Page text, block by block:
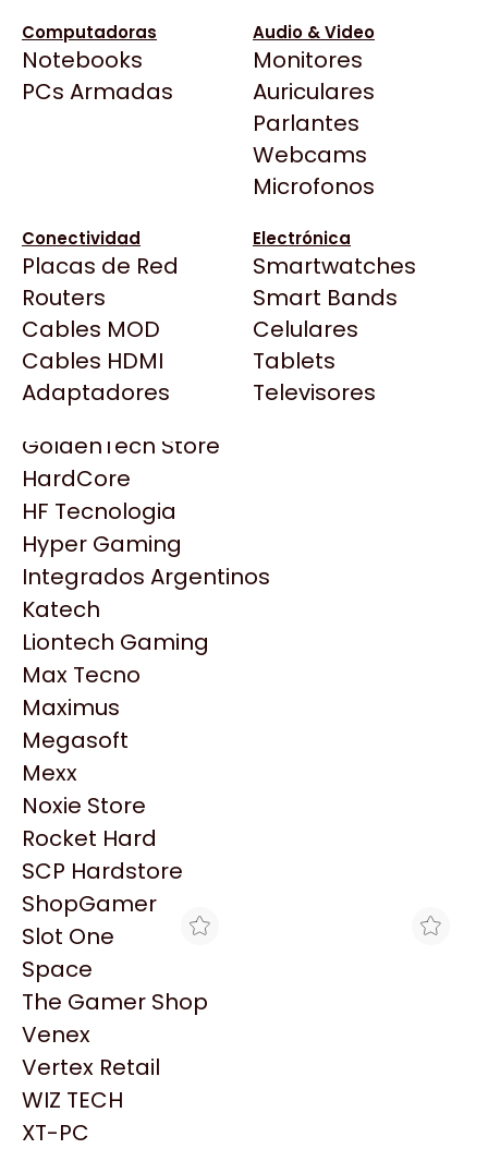
Computadoras
Notebooks
PCs Armadas
Audio & Video
Monitores
Auriculares
Parlantes
Webcams
Microfonos
Conectividad
Placas de Red
Routers
Cables MOD
Cables HDMI
Adaptadores
Electrónica
Smartwatches
Smart Bands
Celulares
Tablets
Televisores
BenQ
CX
Cooler Master
Deepcool
Dell
EVGA
Gamemax
Genesis
Genius
HP
HyperX
INNO3D
Intel
Kingston
Lenovo
Logitech
MSI
NVIDIA GeForce
NZXT
PNY
Palit
Philips
PowerColor
Razer
Redragon
Samsung
Sandisk
Sapphire
Seagate
Sentey
Solarmax
Todas las Tiendas
Click Gaming
Compufan Store
Dinobyte
Full H4rd
Gaming City
Gezatek
GoldenTech Store
HardCore
HF Tecnologia
Hyper Gaming
Integrados Argentinos
Katech
Liontech Gaming
Max Tecno
Maximus
Megasoft
Mexx
Noxie Store
Rocket Hard
SCP Hardstore
ShopGamer
Slot One
Space
The Gamer Shop
Venex
Vertex Retail
WIZ TECH
XT-PC
$556.478
Ver producto en la página de Max Tecno
Productos
Similares
Explorá más productos similares
MAX TECNO
PC CX AMD ATHLON
(ASUS)
$564.954